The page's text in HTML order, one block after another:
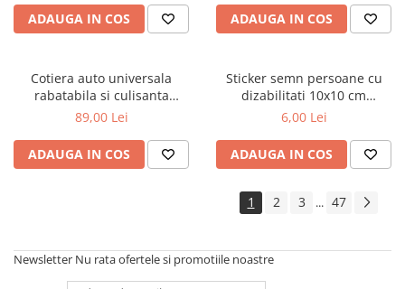
ADAUGA IN COS ADAUGA IN COS
Cotiera auto universala
rabatabila si culisanta
reglabila neagra
89,00 Lei
ADAUGA IN COS
Sticker semn persoane cu
dizabilitati 10x10 cm
informare auto
6,00 Lei
ADAUGA IN COS
1 2 3 ... 47
Newsletter Nu rata ofertele si promotiile noastre